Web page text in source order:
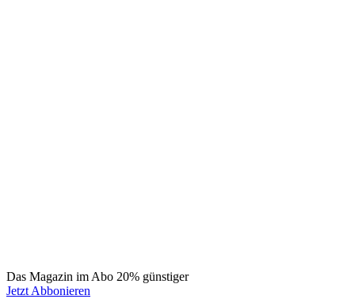
Das Magazin im Abo 20% günstiger
Jetzt Abbonieren